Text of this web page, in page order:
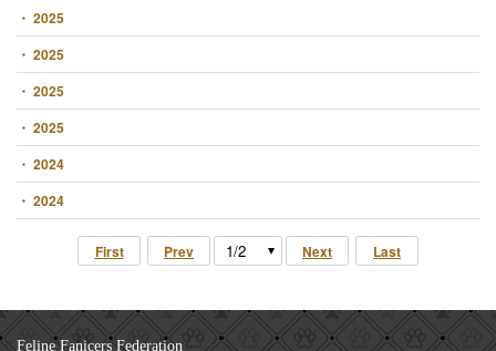
・ 2025
・ 2025
・ 2025
・ 2025
・ 2024
・ 2024
First Prev Next Last
Feline Fanicers Federation